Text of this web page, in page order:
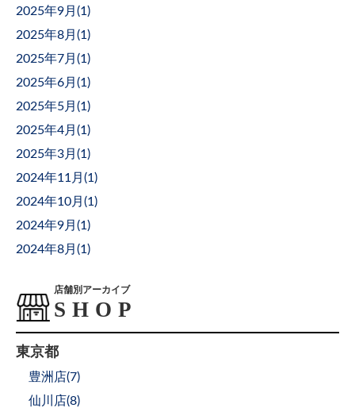
2025年9月(1 )
2025年8月(1 )
2025年7月(1 )
2025年6月(1 )
2025年5月(1 )
2025年4月(1 )
2025年3月(1 )
2024年11月(1 )
2024年10月(1 )
2024年9月(1 )
2024年8月(1 )
店舗別アーカイブ
東京都
豊洲店(7)
仙川店(8)